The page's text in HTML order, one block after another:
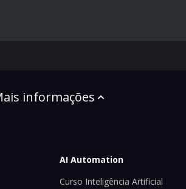
informações
AI Automation
Curso Inteligência Artificial